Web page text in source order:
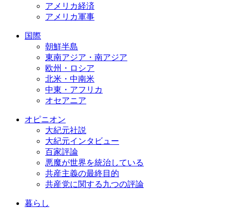
アメリカ経済
アメリカ軍事
国際
朝鮮半島
東南アジア・南アジア
欧州・ロシア
北米・中南米
中東・アフリカ
オセアニア
オピニオン
大紀元社説
大紀元インタビュー
百家評論
悪魔が世界を統治している
共産主義の最終目的
共産党に関する九つの評論
暮らし